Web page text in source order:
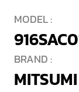
MODEL :
BRAND :
MITSUMI